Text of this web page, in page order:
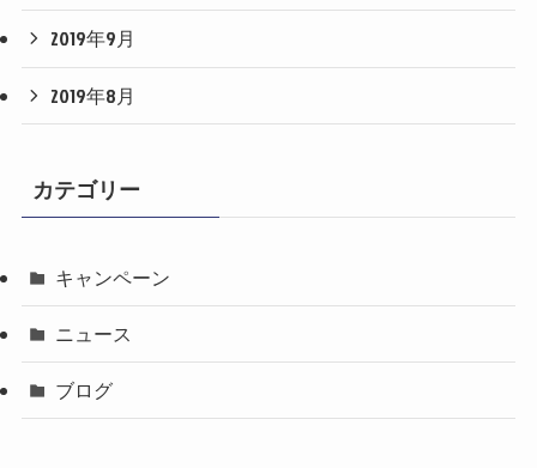
2019年9月
2019年8月
カテゴリー
キャンペーン
ニュース
ブログ